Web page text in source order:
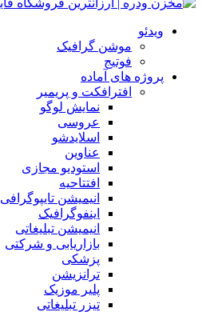
ویدئو
موشن گرافیک
فوتیج
پروژه های آماده
افترافکت و پریمیر
نمایش لوگو
عروسی
اسلایدشو
عناوین
استودیو مجازی
افتتاحیه
انیمیشن تایپوگرافی
اینفوگرافیک
انیمیشن تبلیغاتی
بازاریابی و شرکتی
پزشکی
ترانزیشن
پلیر موزیک
تیزر تبلیغاتی